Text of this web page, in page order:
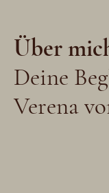
Über
Deine
Verena